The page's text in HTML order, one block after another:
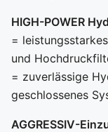
HIGH-POWER
=
und
= zuverlässige
geschlossenes
AGGRESSIV-